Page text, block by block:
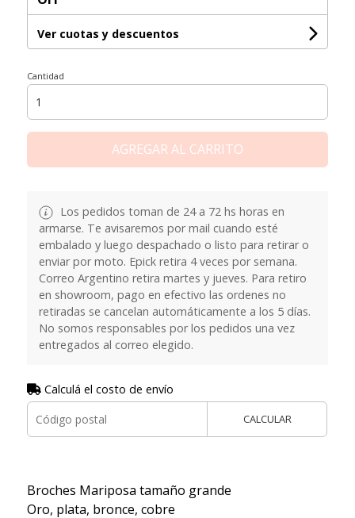
Ver cuotas y descuentos
Cantidad
AGREGAR AL CARRITO
Los pedidos toman de 24 a 72 hs horas en
armarse. Te avisaremos por mail cuando esté
embalado y luego despachado o listo para retirar o
enviar por moto. Epick retira 4 veces por semana.
Correo Argentino retira martes y jueves. Para retiro
en showroom, pago en efectivo las ordenes no
retiradas se cancelan automáticamente a los 5 días.
No somos responsables por los pedidos una vez
entregados al correo elegido.
Calculá el costo de envío
CALCULAR
Broches Mariposa tamaño grande
Oro, plata, bronce, cobre